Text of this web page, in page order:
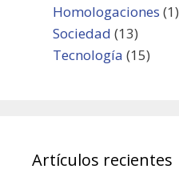
Homologaciones (1)
Sociedad (13)
Tecnología (15)
Artículos recientes